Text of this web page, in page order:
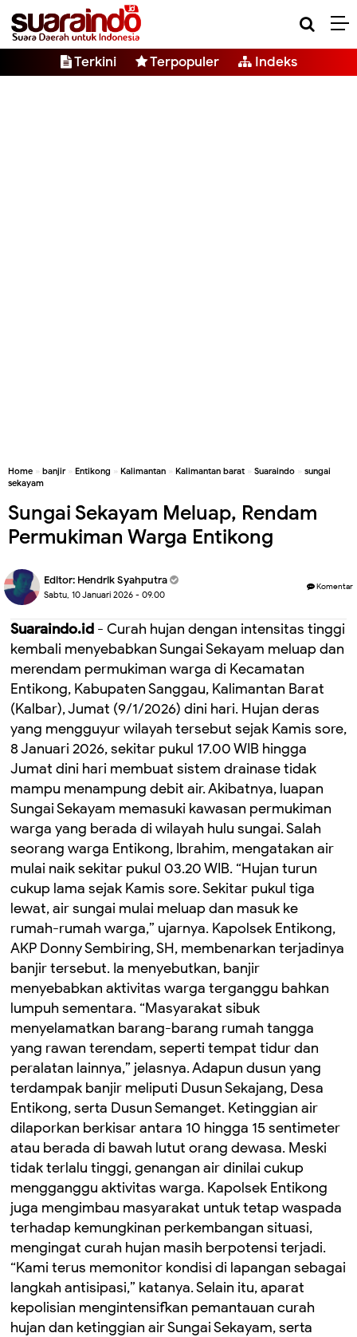
Terkini Terpopuler Indeks
Home » banjir» Entikong » Kalimantan » Kalimantan barat » Suaraindo » sungai
sekayam
Sungai Sekayam Meluap, Rendam
Permukiman Warga Entikong
Editor: Hendrik Syahputra
Sabtu, 10 Januari 2026 - 09.00
Komentar
Suaraindo.id - Curah hujan dengan intensitas tinggi
kembali menyebabkan Sungai Sekayam meluap dan
merendam permukiman warga di Kecamatan
Entikong, Kabupaten Sanggau, Kalimantan Barat
(Kalbar), Jumat (9/1/2026) dini hari. Hujan deras
yang mengguyur wilayah tersebut sejak Kamis sore,
8 Januari 2026, sekitar pukul 17.00 WIB hingga
Jumat dini hari membuat sistem drainase tidak
mampu menampung debit air. Akibatnya, luapan
Sungai Sekayam memasuki kawasan permukiman
warga yang berada di wilayah hulu sungai. Salah
seorang warga Entikong, Ibrahim, mengatakan air
mulai naik sekitar pukul 03.20 WIB. “Hujan turun
cukup lama sejak Kamis sore. Sekitar pukul tiga
lewat, air sungai mulai meluap dan masuk ke
rumah-rumah warga,” ujarnya. Kapolsek Entikong,
AKP Donny Sembiring, SH, membenarkan terjadinya
banjir tersebut. Ia menyebutkan, banjir
menyebabkan aktivitas warga terganggu bahkan
lumpuh sementara. “Masyarakat sibuk
menyelamatkan barang-barang rumah tangga
yang rawan terendam, seperti tempat tidur dan
peralatan lainnya,” jelasnya. Adapun dusun yang
terdampak banjir meliputi Dusun Sekajang, Desa
Entikong, serta Dusun Semanget. Ketinggian air
dilaporkan berkisar antara 10 hingga 15 sentimeter
atau berada di bawah lutut orang dewasa. Meski
tidak terlalu tinggi, genangan air dinilai cukup
mengganggu aktivitas warga. Kapolsek Entikong
juga mengimbau masyarakat untuk tetap waspada
terhadap kemungkinan perkembangan situasi,
mengingat curah hujan masih berpotensi terjadi.
“Kami terus memonitor kondisi di lapangan sebagai
langkah antisipasi,” katanya. Selain itu, aparat
kepolisian mengintensifkan pemantauan curah
hujan dan ketinggian air Sungai Sekayam, serta